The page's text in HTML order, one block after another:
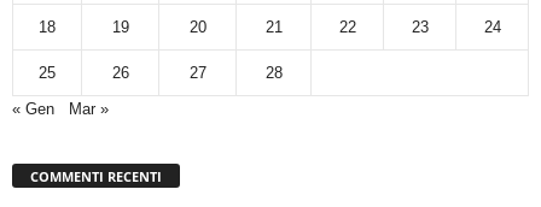
18 19 20 21 22 23 24
25 26 27
28
« Gen
Mar »
COMMENTI RECENTI